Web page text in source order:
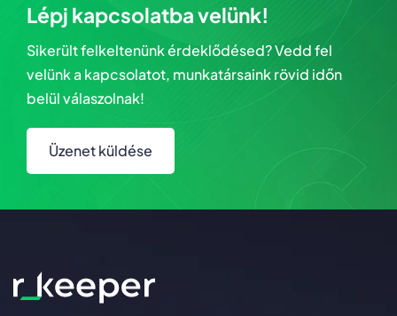
Lépj kapcsolatba velünk!
Sikerült felkeltenünk érdeklődésed? Vedd fel
velünk a kapcsolatot, munkatársaink rövid időn
belül válaszolnak!
Üzenet küldése